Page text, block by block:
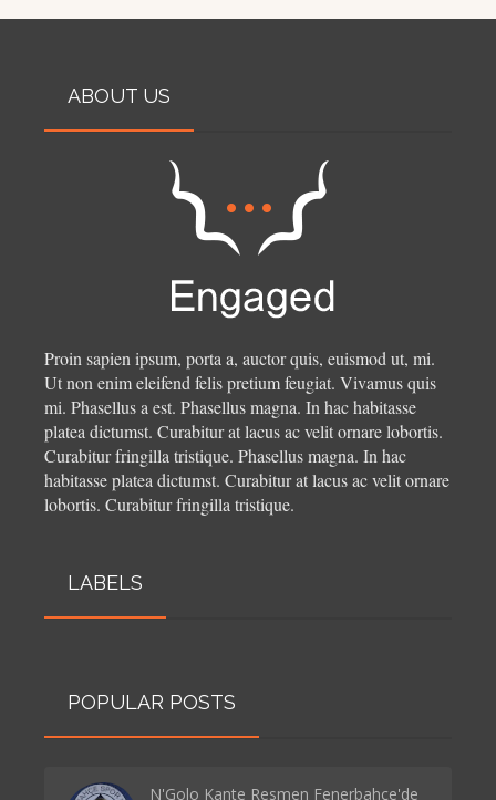
ABOUT US
Proin sapien ipsum, porta a, auctor quis, euismod ut, mi.
Ut non enim eleifend felis pretium feugiat. Vivamus quis
mi. Phasellus a est. Phasellus magna. In hac habitasse
platea dictumst. Curabitur at lacus ac velit ornare lobortis.
Curabitur fringilla tristique. Phasellus magna. In hac
habitasse platea dictumst. Curabitur at lacus ac velit ornare
lobortis. Curabitur fringilla tristique.
LABELS
POPULAR POSTS
N'Golo Kante Resmen Fenerbahçe'de